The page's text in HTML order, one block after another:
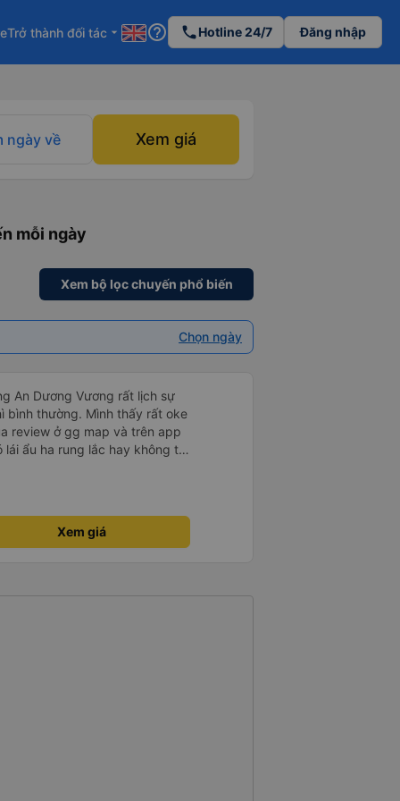
Trở thành đối tác arrow_drop_down help_outline phoneHotline 24/7 Đăng nhập
ngày về Xem giá
mỗi ngày
Xem bộ lọc chuyến phổ biến
Chọn ngày
An Dương Vương rất lịch sự
bình thường. Mình thấy rất oke
review ở gg map và trên app
ẩu ha rung lắc hay không thì
Xem giá